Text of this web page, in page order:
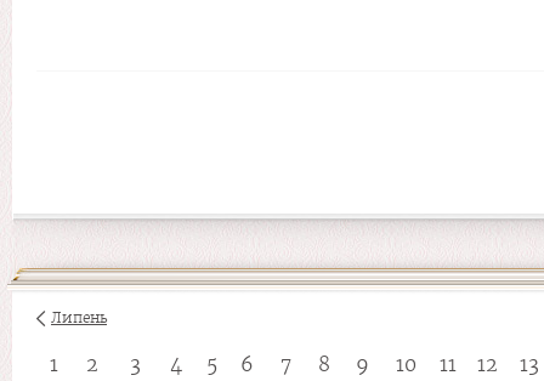
Липень
1 2 3 4 5 6 7 8 9 10 11 12 13